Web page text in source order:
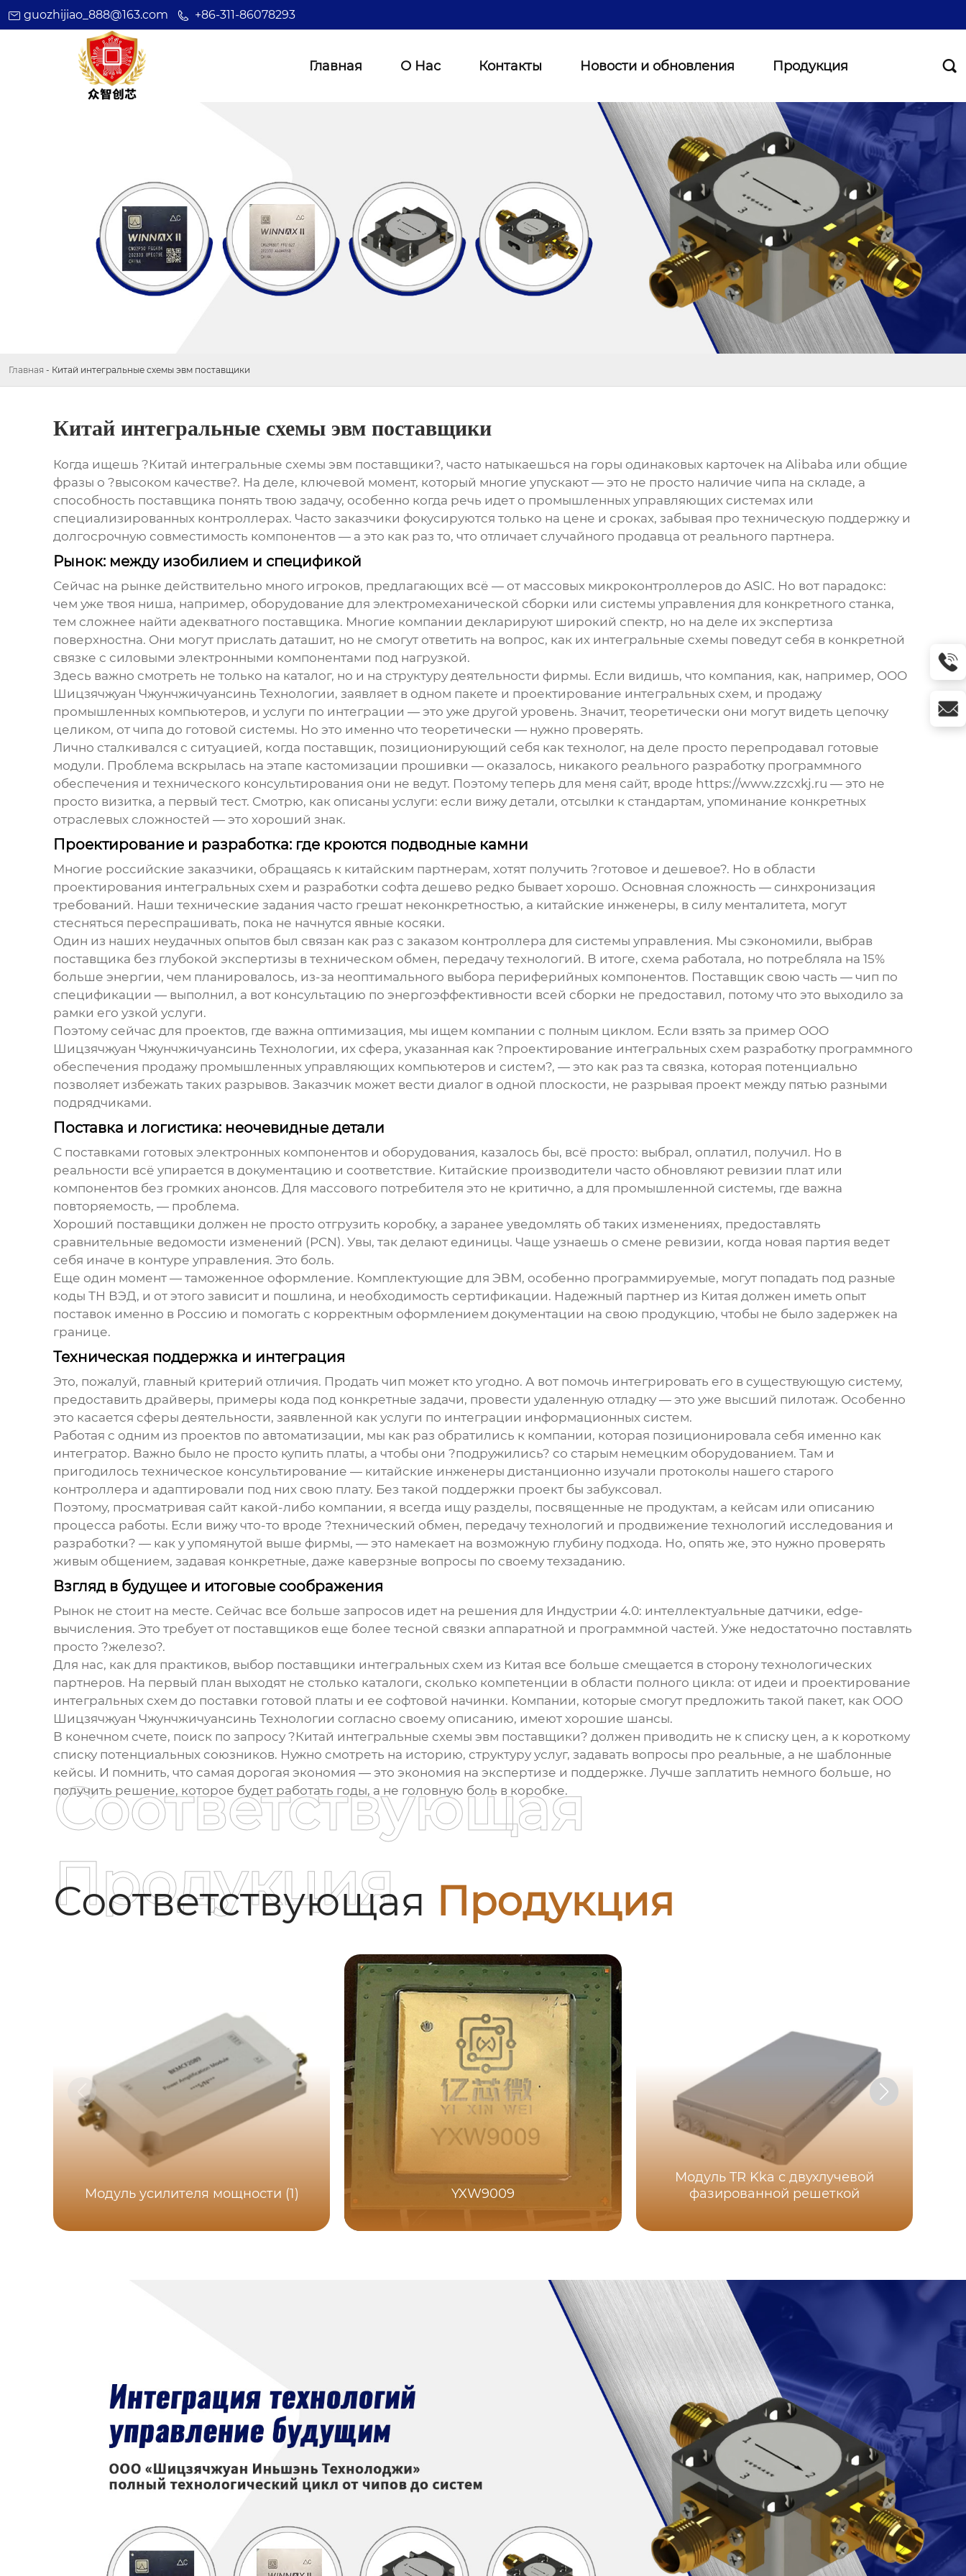
guozhijiao_888@163.com +86-311-86078293
Главная О Нас Контакты Новости и обновления Продукция 
Главная - Китай интегральные схемы эвм поставщики
Китай интегральные схемы эвм поставщики
Когда ищешь ?Китай интегральные схемы эвм поставщики?, часто натыкаешься на горы одинаковых карточек на Alibaba или общие
фразы о ?высоком качестве?. На деле, ключевой момент, который многие упускают — это не просто наличие чипа на складе, а
способность поставщика понять твою задачу, особенно когда речь идет о промышленных управляющих системах или
специализированных контроллерах. Часто заказчики фокусируются только на цене и сроках, забывая про техническую поддержку и
долгосрочную совместимость компонентов — а это как раз то, что отличает случайного продавца от реального партнера.
Рынок: между изобилием и спецификой
Сейчас на рынке действительно много игроков, предлагающих всё — от массовых микроконтроллеров до ASIC. Но вот парадокс:
чем уже твоя ниша, например, оборудование для электромеханической сборки или системы управления для конкретного станка,
тем сложнее найти адекватного поставщика. Многие компании декларируют широкий спектр, но на деле их экспертиза
поверхностна. Они могут прислать даташит, но не смогут ответить на вопрос, как их интегральные схемы поведут себя в конкретной
связке с силовыми электронными компонентами под нагрузкой.
Здесь важно смотреть не только на каталог, но и на структуру деятельности фирмы. Если видишь, что компания, как, например, ООО
Шицзячжуан Чжунчжичуансинь Технологии, заявляет в одном пакете и проектирование интегральных схем, и продажу
промышленных компьютеров, и услуги по интеграции — это уже другой уровень. Значит, теоретически они могут видеть цепочку
целиком, от чипа до готовой системы. Но это именно что теоретически — нужно проверять.
Лично сталкивался с ситуацией, когда поставщик, позиционирующий себя как технолог, на деле просто перепродавал готовые
модули. Проблема вскрылась на этапе кастомизации прошивки — оказалось, никакого реального разработку программного
обеспечения и технического консультирования они не ведут. Поэтому теперь для меня сайт, вроде https://www.zzcxkj.ru — это не
просто визитка, а первый тест. Смотрю, как описаны услуги: если вижу детали, отсылки к стандартам, упоминание конкретных
отраслевых сложностей — это хороший знак.
Проектирование и разработка: где кроются подводные камни
Многие российские заказчики, обращаясь к китайским партнерам, хотят получить ?готовое и дешевое?. Но в области
проектирования интегральных схем и разработки софта дешево редко бывает хорошо. Основная сложность — синхронизация
требований. Наши технические задания часто грешат неконкретностью, а китайские инженеры, в силу менталитета, могут
стесняться переспрашивать, пока не начнутся явные косяки.
Один из наших неудачных опытов был связан как раз с заказом контроллера для системы управления. Мы сэкономили, выбрав
поставщика без глубокой экспертизы в техническом обмен, передачу технологий. В итоге, схема работала, но потребляла на 15%
больше энергии, чем планировалось, из-за неоптимального выбора периферийных компонентов. Поставщик свою часть — чип по
спецификации — выполнил, а вот консультацию по энергоэффективности всей сборки не предоставил, потому что это выходило за
рамки его узкой услуги.
Поэтому сейчас для проектов, где важна оптимизация, мы ищем компании с полным циклом. Если взять за пример ООО
Шицзячжуан Чжунчжичуансинь Технологии, их сфера, указанная как ?проектирование интегральных схем разработку программного
обеспечения продажу промышленных управляющих компьютеров и систем?, — это как раз та связка, которая потенциально
позволяет избежать таких разрывов. Заказчик может вести диалог в одной плоскости, не разрывая проект между пятью разными
подрядчиками.
Поставка и логистика: неочевидные детали
С поставками готовых электронных компонентов и оборудования, казалось бы, всё просто: выбрал, оплатил, получил. Но в
реальности всё упирается в документацию и соответствие. Китайские производители часто обновляют ревизии плат или
компонентов без громких анонсов. Для массового потребителя это не критично, а для промышленной системы, где важна
повторяемость, — проблема.
Хороший поставщики должен не просто отгрузить коробку, а заранее уведомлять об таких изменениях, предоставлять
сравнительные ведомости изменений (PCN). Увы, так делают единицы. Чаще узнаешь о смене ревизии, когда новая партия ведет
себя иначе в контуре управления. Это боль.
Еще один момент — таможенное оформление. Комплектующие для ЭВМ, особенно программируемые, могут попадать под разные
коды ТН ВЭД, и от этого зависит и пошлина, и необходимость сертификации. Надежный партнер из Китая должен иметь опыт
поставок именно в Россию и помогать с корректным оформлением документации на свою продукцию, чтобы не было задержек на
границе.
Техническая поддержка и интеграция
Это, пожалуй, главный критерий отличия. Продать чип может кто угодно. А вот помочь интегрировать его в существующую систему,
предоставить драйверы, примеры кода под конкретные задачи, провести удаленную отладку — это уже высший пилотаж. Особенно
это касается сферы деятельности, заявленной как услуги по интеграции информационных систем.
Работая с одним из проектов по автоматизации, мы как раз обратились к компании, которая позиционировала себя именно как
интегратор. Важно было не просто купить платы, а чтобы они ?подружились? со старым немецким оборудованием. Там и
пригодилось техническое консультирование — китайские инженеры дистанционно изучали протоколы нашего старого
контроллера и адаптировали под них свою плату. Без такой поддержки проект бы забуксовал.
Поэтому, просматривая сайт какой-либо компании, я всегда ищу разделы, посвященные не продуктам, а кейсам или описанию
процесса работы. Если вижу что-то вроде ?технический обмен, передачу технологий и продвижение технологий исследования и
разработки? — как у упомянутой выше фирмы, — это намекает на возможную глубину подхода. Но, опять же, это нужно проверять
живым общением, задавая конкретные, даже каверзные вопросы по своему техзаданию.
Взгляд в будущее и итоговые соображения
Рынок не стоит на месте. Сейчас все больше запросов идет на решения для Индустрии 4.0: интеллектуальные датчики, edge-
вычисления. Это требует от поставщиков еще более тесной связки аппаратной и программной частей. Уже недостаточно поставлять
просто ?железо?.
Для нас, как для практиков, выбор поставщики интегральных схем из Китая все больше смещается в сторону технологических
партнеров. На первый план выходят не столько каталоги, сколько компетенции в области полного цикла: от идеи и проектирование
интегральных схем до поставки готовой платы и ее софтовой начинки. Компании, которые смогут предложить такой пакет, как ООО
Шицзячжуан Чжунчжичуансинь Технологии согласно своему описанию, имеют хорошие шансы.
В конечном счете, поиск по запросу ?Китай интегральные схемы эвм поставщики? должен приводить не к списку цен, а к короткому
списку потенциальных союзников. Нужно смотреть на историю, структуру услуг, задавать вопросы про реальные, а не шаблонные
кейсы. И помнить, что самая дорогая экономия — это экономия на экспертизе и поддержке. Лучше заплатить немного больше, но
получить решение, которое будет работать годы, а не головную боль в коробке.
Соответствующая Продукция
Соответствующая
Продукция
Модуль усилителя мощности (1) YXW9009
Модуль TR Kka с двухлучевой
фазированной решеткой